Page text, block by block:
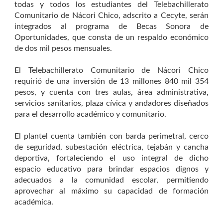
todas y todos los estudiantes del Telebachillerato
Comunitario de Nácori Chico, adscrito a Cecyte, serán
integrados al programa de Becas Sonora de
Oportunidades, que consta de un respaldo económico
de dos mil pesos mensuales.
El Telebachillerato Comunitario de Nácori Chico
requirió de una inversión de 13 millones 840 mil 354
pesos, y cuenta con tres aulas, área administrativa,
servicios sanitarios, plaza cívica y andadores diseñados
para el desarrollo académico y comunitario.
El plantel cuenta también con barda perimetral, cerco
de seguridad, subestación eléctrica, tejabán y cancha
deportiva, fortaleciendo el uso integral de dicho
espacio educativo para brindar espacios dignos y
adecuados a la comunidad escolar, permitiendo
aprovechar al máximo su capacidad de formación
académica.